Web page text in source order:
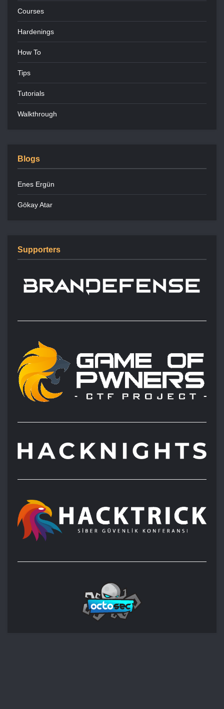
Courses
Hardenings
How To
Tips
Tutorials
Walkthrough
Blogs
Enes Ergün
Gökay Atar
Supporters